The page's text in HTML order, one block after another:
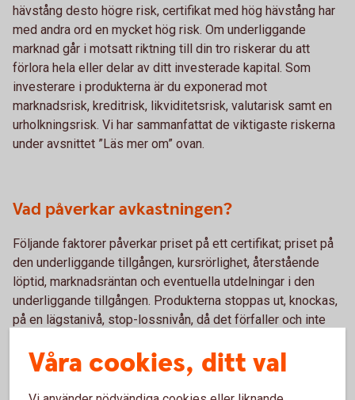
hävstång desto högre risk, certifikat med hög hävstång har
med andra ord en mycket hög risk. Om underliggande
marknad går i motsatt riktning till din tro riskerar du att
förlora hela eller delar av ditt investerade kapital. Som
investerare i produkterna är du exponerad mot
marknadsrisk, kreditrisk, likviditetsrisk, valutarisk samt en
urholkningsrisk. Vi har sammanfattat de viktigaste riskerna
under avsnittet ”Läs mer om” ovan.
Vad påverkar avkastningen?
Följande faktorer påverkar priset på ett certifikat; priset på
den underliggande tillgången, kursrörlighet, återstående
löptid, marknadsräntan och eventuella utdelningar i den
underliggande tillgången. Produkterna stoppas ut, knockas,
på en lägstanivå, stop-lossnivån, då det förfaller och inte
motsatt riktning till din tro riskerar du att förlora hela eller
delar av ditt investerade kapital. Efter att produkten
stoppas noterar Swedbank ett nytt certifikat så snart som
Våra cookies, ditt val